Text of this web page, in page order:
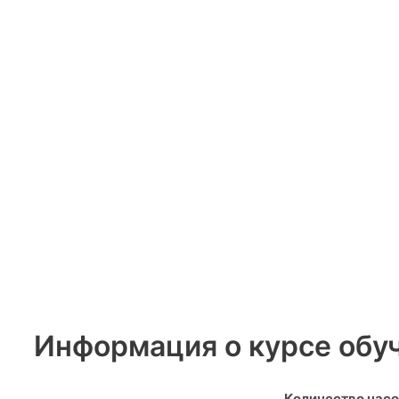
Информация о курсе